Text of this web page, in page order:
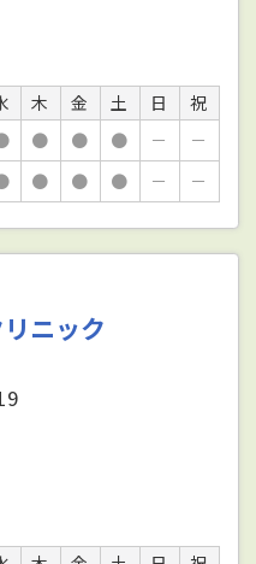
木 金 土 日
祝
● ● ● －
－
● ● ● － －
ニック